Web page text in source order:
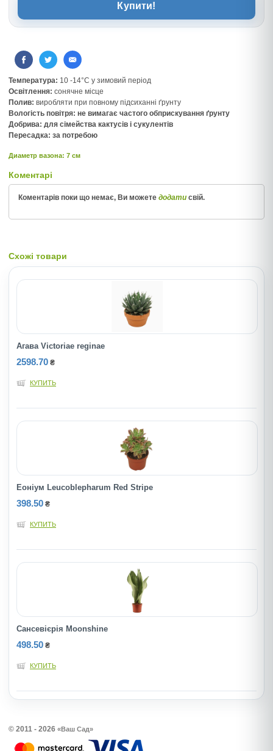
Купити!
Температура: 10 -14°C у зимовий період
Освітлення: сонячне місце
Полив: виробляти при повному підсиханні ґрунту
Вологість повітря: не вимагає частого обприскування ґрунту
Добрива: для сімейства кактусів і сукулентів
Пересадка: за потребою
Диаметр вазона: 7 см
Коментарі
Коментарів поки що немає, Ви можете додати свій.
Схожі товари
Агава Victoriae reginae
2598.70 ₴
КУПИТЬ
Еоніум Leucoblepharum Red Stripe
398.50 ₴
КУПИТЬ
Сансевієрія Moonshine
498.50 ₴
КУПИТЬ
© 2011 - 2026 «Ваш Сад»